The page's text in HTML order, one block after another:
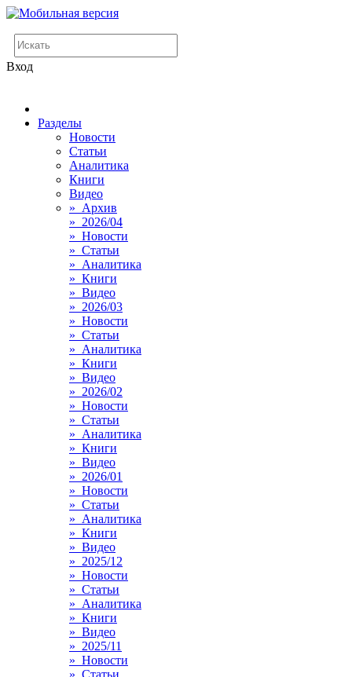
Вход
Разделы
Новости
Статьи
Аналитика
Книги
Видео
» Архив
» 2026/04
» Новости
» Статьи
» Аналитика
» Книги
» Видео
» 2026/03
» Новости
» Статьи
» Аналитика
» Книги
» Видео
» 2026/02
» Новости
» Статьи
» Аналитика
» Книги
» Видео
» 2026/01
» Новости
» Статьи
» Аналитика
» Книги
» Видео
» 2025/12
» Новости
» Статьи
» Аналитика
» Книги
» Видео
» 2025/11
» Новости
» Статьи